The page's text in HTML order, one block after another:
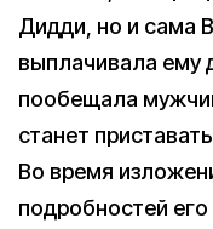
Дидди, но и сама
выплачивала ему
пообещала
станет
Во время
подробностей